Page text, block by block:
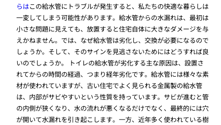
らはこの給水管にトラブルが発生すると、私たちの快適な暮らしは
一変してしまう可能性があります。給水管からの水漏れは、最初は
小さな問題に見えても、放置すると住宅自体に大きなダメージを与
えかねません。では、なぜ給水管は劣化し、交換が必要になるので
しょうか。そして、そのサインを見逃さないためにはどうすれば良
いのでしょうか。 トイレの給水管が劣化する主な原因は、設置さ
れてからの時間の経過、つまり経年劣化です。給水管には様々な素
材が使われていますが、古い住宅でよく見られる金属製の給水管
は、内部がサビやすいという性質を持っています。サビが進むと管
の内側が狭くなり、水の流れが悪くなるだけでなく、最終的には穴
が開いて水漏れを引き起こします。一方、近年多く使われている樹